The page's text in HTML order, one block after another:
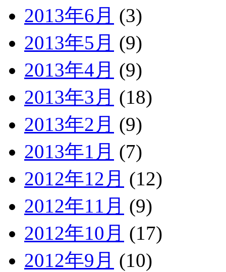
2013年6月 (3)
2013年5月 (9)
2013年4月 (9)
2013年3月 (18)
2013年2月 (9)
2013年1月 (7)
2012年12月 (12)
2012年11月 (9)
2012年10月 (17)
2012年9月 (10)